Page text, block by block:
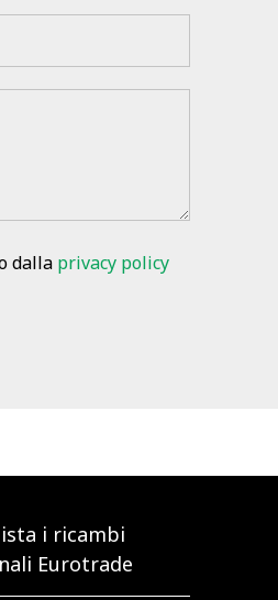
dalla privacy policy
i ricambi
Eurotrade